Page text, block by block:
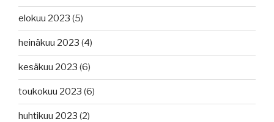
elokuu 2023 (5)
heinäkuu 2023 (4)
kesäkuu 2023 (6)
toukokuu 2023 (6)
huhtikuu 2023 (2)